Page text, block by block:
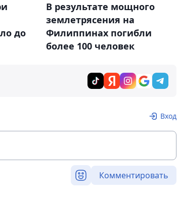
до
В результате мощного
землетрясения на
Филиппинах погибли
более 100 человек
Вход
Комментировать